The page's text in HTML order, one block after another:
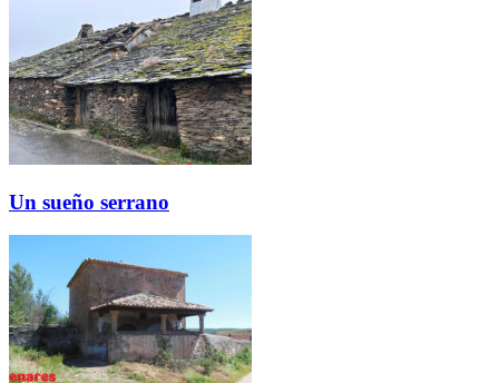
Un sueño serrano